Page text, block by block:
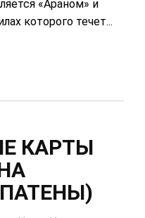
«Араном» и
которого течет...
КАРТЫ